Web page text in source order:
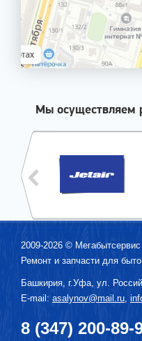
Мы осуществляем
2009-2026 © Мегабытсервис
Ремонт и запчасти для
Башкирия, г.Уфа ул.
E-mail: asalynov@mail.ru
8 (347) 200-89-